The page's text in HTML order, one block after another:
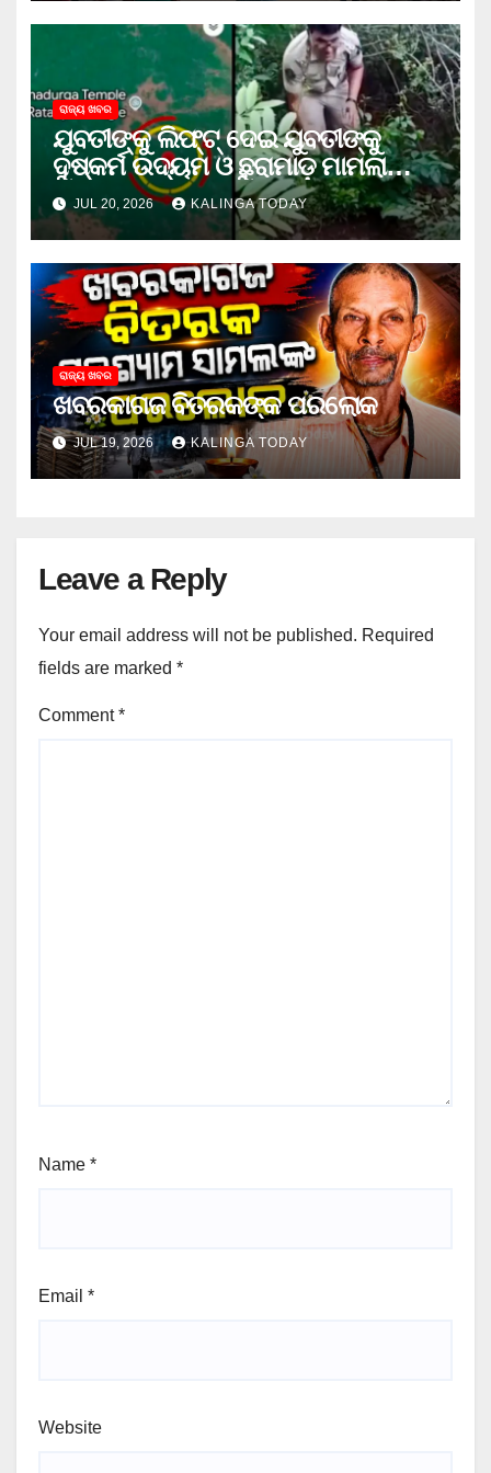
ରାଜ୍ୟ ଖବର
ଯୁବତୀଙ୍କୁ ଲିଫ୍‌ଟ୍‌ ଦେଇ ଯୁବତୀଙ୍କୁ
ଦୁଷ୍କର୍ମ ଉଦ୍ୟମ ଓ ଛୁରାମାଡ଼ ମାମଲାରେ
ଜେଲ ଗଲା ଅଭିଯୁକ୍ତ
JUL 20, 2026 KALINGA TODAY
ରାଜ୍ୟ ଖବର
ଖବରକାଗଜ ବିତରକଙ୍କ ପରଲୋକ
JUL 19, 2026 KALINGA TODAY
Leave a Reply
Your email address will not be published. Required
fields are marked *
Comment*
Name *
Email *
Website